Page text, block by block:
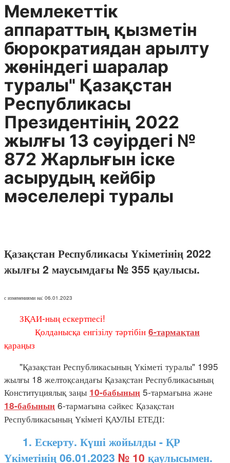
Мемлекеттік
аппараттың қызметін
бюрократиядан арылту
жөніндегі шаралар
туралы" Қазақстан
Республикасы
Президентінің 2022
жылғы 13 сәуірдегі №
872 Жарлығын іске
асырудың кейбір
мәселелері туралы
Қазақстан Республикасы Үкіметінің 2022
жылғы 2 маусымдағы № 355 қаулысы.
с изменениями на: 06.01.2023
ЗҚАИ-ның ескертпесі!
Қолданысқа енгізілу тәртібін 6-тармақтан
қараңыз
"Қазақстан Республикасының Үкіметі туралы" 1995
жылғы 18 желтоқсандағы Қазақстан Республикасының
Конституциялық заңы 10-бабының 5-тармағына және
18-бабының 6-тармағына сәйкес Қазақстан
Республикасының Үкiметi ҚАУЛЫ ЕТЕДІ:
1. Ескерту. Күші жойылды - ҚР
Үкіметінің 06.01.2023 № 10 қаулысымен.